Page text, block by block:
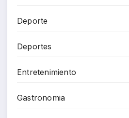
Deporte
Deportes
Entretenimiento
Gastronomia